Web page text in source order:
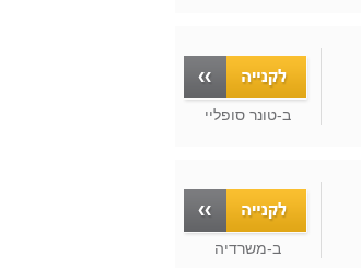
ב-טונר סופליי
ב-משרדיה